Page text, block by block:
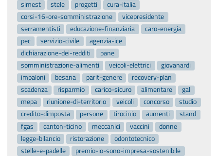
simest
stele progetti
cura-italia
corsi-16-ore-somministrazione
vicepresidente
serramentisti
educazione-finanziaria
caro-energia
pec
servizio-civile
agenzia-ice
dichiarazione-dei-redditi
pane
somministrazione-alimenti
veicoli-elettrici
giovanardi
impaloni
besana parit-genere
recovery-plan
scadenza
risparmio carico-sicuro alimentare
gal
mepa
riunione-di-territorio veicoli concorso
studio
credito-dimposta
persone tirocinio aumenti
stand
fgas
canton-ticino meccanici vaccini
donne
legge-bilancio
ristorazione
odontotecnico
stelle-e-padelle
premio-io-sono-impresa-sostenibile